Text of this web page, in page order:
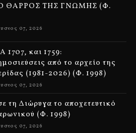
ΘΑΡΡΟΣ ΤΗΣ ΓΝΩΜΗΣ (Φ.
07, 2026
1707, και 1759:
από το αρχείο της
(1981-2026) (Φ. 1998)
07, 2026
τη Διώρυγα το αποχετευτικό
(Φ. 1998)
07, 2026